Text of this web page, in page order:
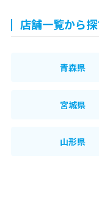
店舗一覧から
青森県
宮城県
山形県